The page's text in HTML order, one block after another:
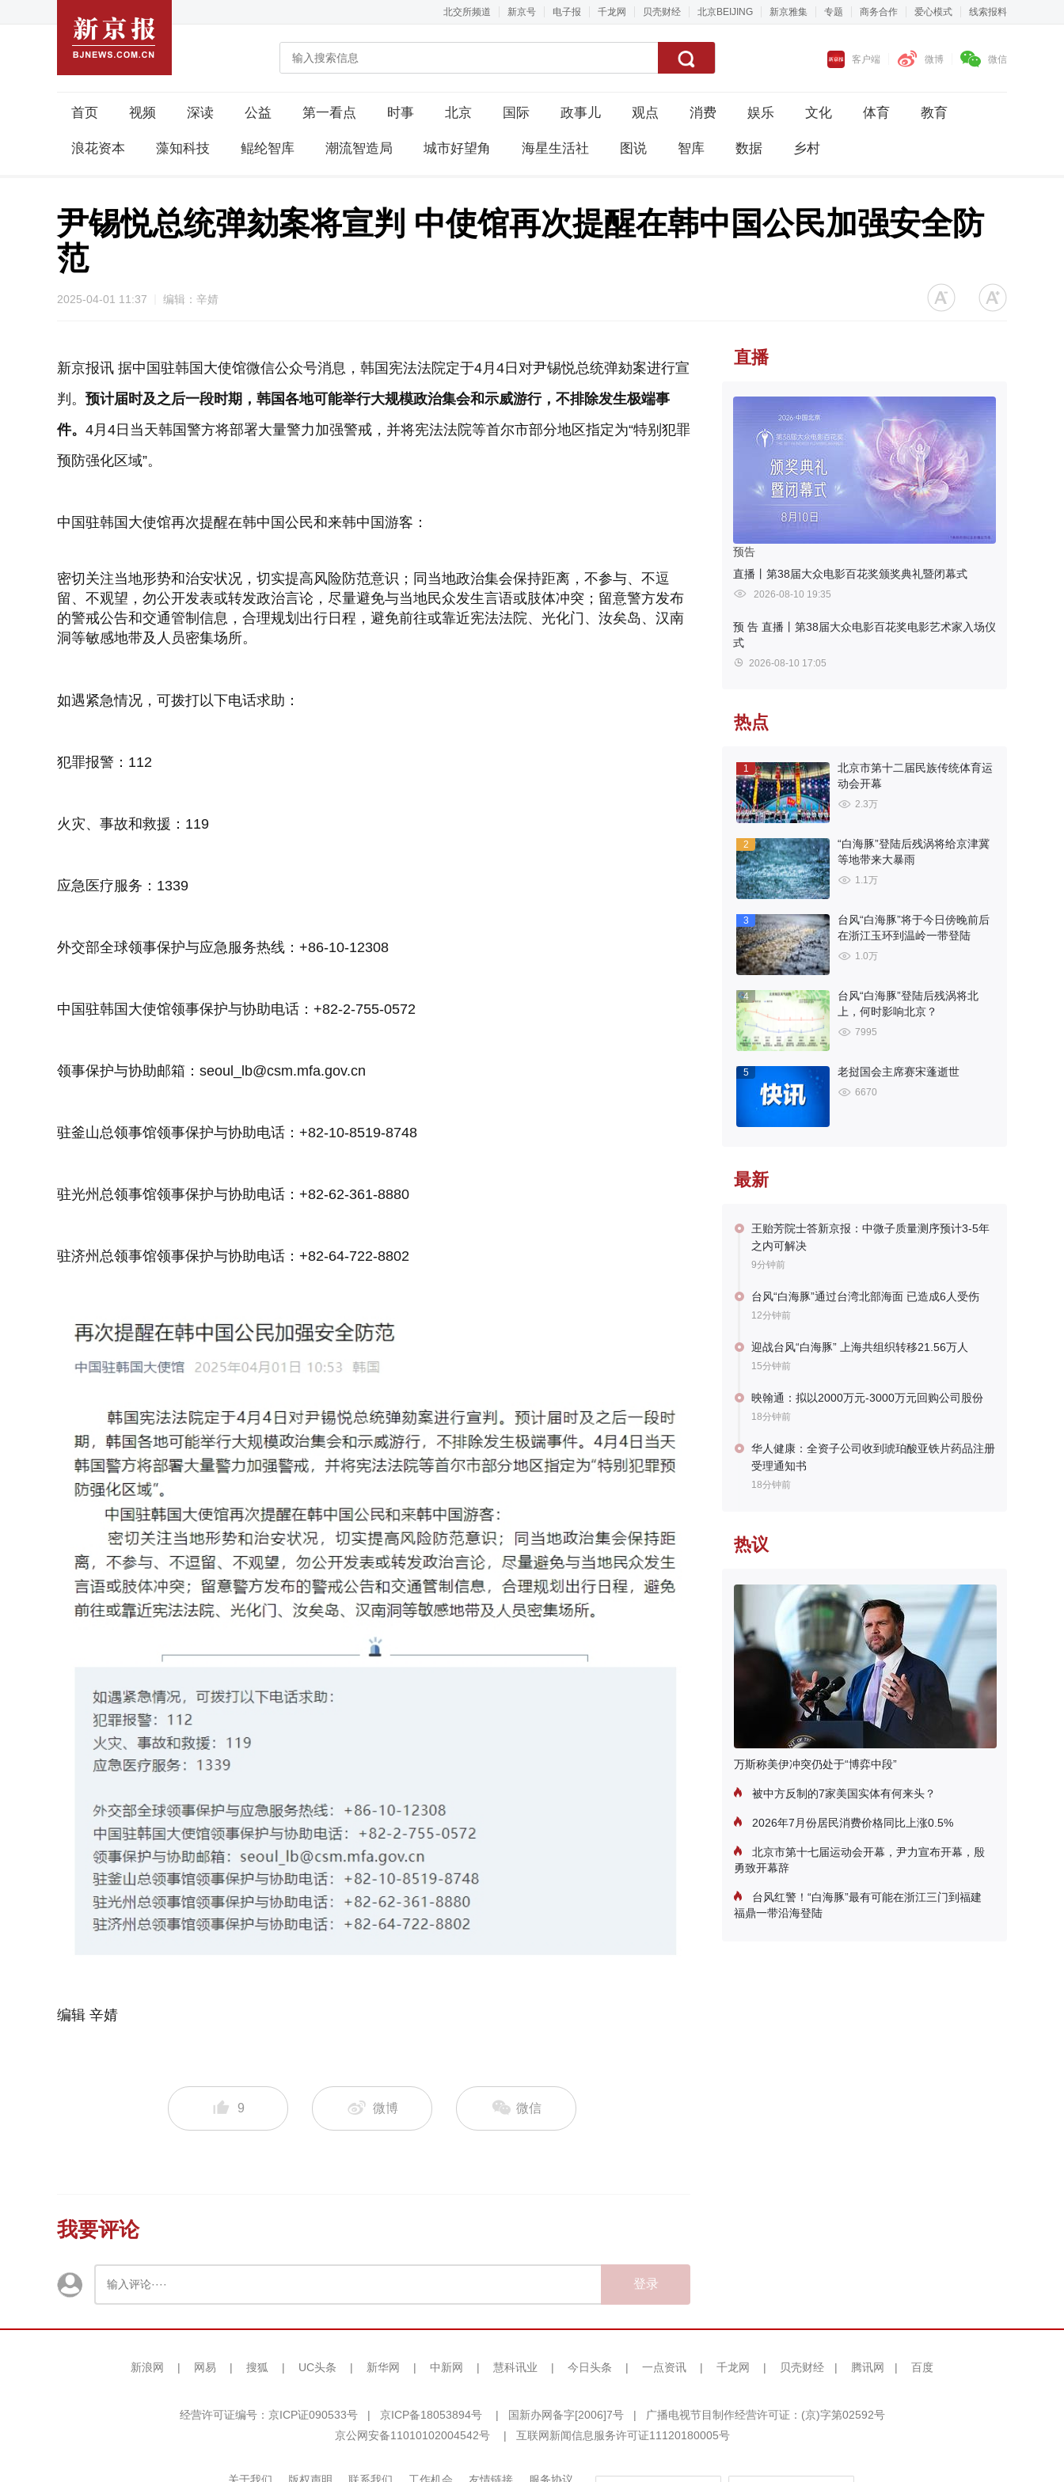
北交所频道 新京号 电子报 千龙网 贝壳财经 北京BEIJING 新京雅集 专题 商务合作 爱心模式 线索报料
客户端 微博 微信
首页 视频 深读 公益 第一看点 时事 北京 国际 政事儿 观点 消费 娱乐 文化 体育 教育
浪花资本 藻知科技 鲲纶智库 潮流智造局 城市好望角 海星生活社 图说 智库 数据 乡村
尹锡悦总统弹劾案将宣判 中使馆再次提醒在韩中国公民加强安全防
范
2025-04-01 11:37 编辑：辛婧
新京报讯 据中国驻韩国大使馆微信公众号消息，韩国宪法法院定于4月4日对尹锡悦总统弹劾案进行宣
判。 预计届时及之后一段时期，韩国各地可能举行大规模政治集会和示威游行，不排除发生极端事
件。 4月4日当天韩国警方将部署大量警力加强警戒，并将宪法法院等首尔市部分地区指定为“特别犯罪
预防强化区域”。
中国驻韩国大使馆再次提醒在韩中国公民和来韩中国游客：
密切关注当地形势和治安状况，切实提高风险防范意识；同当地政治集会保持距离，不参与、不逗
留、不观望，勿公开发表或转发政治言论，尽量避免与当地民众发生言语或肢体冲突；留意警方发布
的警戒公告和交通管制信息，合理规划出行日程，避免前往或靠近宪法法院、光化门、汝矣岛、汉南
洞等敏感地带及人员密集场所。
如遇紧急情况，可拨打以下电话求助：
犯罪报警：112
火灾、事故和救援：119
应急医疗服务：1339
外交部全球领事保护与应急服务热线：+86-10-12308
中国驻韩国大使馆领事保护与协助电话：+82-2-755-0572
领事保护与协助邮箱：seoul_lb@csm.mfa.gov.cn
驻釜山总领事馆领事保护与协助电话：+82-10-8519-8748
驻光州总领事馆领事保护与协助电话：+82-62-361-8880
驻济州总领事馆领事保护与协助电话：+82-64-722-8802
编辑 辛婧
9 微博 微信
我要评论
登录
直播
预告
直播丨第38届大众电影百花奖颁奖典礼暨闭幕式
2026-08-10 19:35
预 告 直播丨第38届大众电影百花奖电影艺术家入场仪
式
2026-08-10 17:05
热点
1
北京市第十二届民族传统体育运
动会开幕
2.3万
2
“白海豚”登陆后残涡将给京津冀
等地带来大暴雨
1.1万
3
台风“白海豚”将于今日傍晚前后
在浙江玉环到温岭一带登陆
1.0万
4
台风“白海豚”登陆后残涡将北
上，何时影响北京？
7995
5 老挝国会主席赛宋蓬逝世
6670
最新
王贻芳院士答新京报：中微子质量测序预计3-5年
之内可解决
9分钟前
台风“白海豚”通过台湾北部海面 已造成6人受伤
12分钟前
迎战台风“白海豚” 上海共组织转移21.56万人
15分钟前
映翰通：拟以2000万元-3000万元回购公司股份
18分钟前
华人健康：全资子公司收到琥珀酸亚铁片药品注册
受理通知书
18分钟前
热议
万斯称美伊冲突仍处于“博弈中段”
被中方反制的7家美国实体有何来头？
2026年7月份居民消费价格同比上涨0.5%
北京市第十七届运动会开幕，尹力宣布开幕，殷
勇致开幕辞
台风红警！“白海豚”最有可能在浙江三门到福建
福鼎一带沿海登陆
新浪网 | 网易 | 搜狐 | UC头条 | 新华网 | 中新网 | 慧科讯业 | 今日头条 | 一点资讯 | 千龙网 | 贝壳财经 | 腾讯网 | 百度
经营许可证编号：京ICP证090533号 | 京ICP备18053894号 | 国新办网备字[2006]7号 |
广播电视节目制作经营许可证：(京)字第02592号
京公网安备11010102004542号
| 互联网新闻信息服务许可证11120180005号
关于我们 版权声明 联系我们 工作机会 友情链接 服务协议